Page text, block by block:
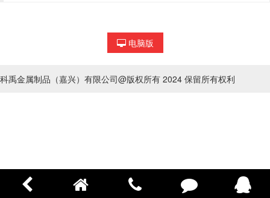
电脑版
科禹金属制品（嘉兴）有限公司@版权所有 2024 保留所有权利